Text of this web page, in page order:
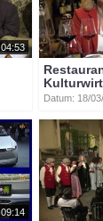
04:53
Datum: 18/
09:14